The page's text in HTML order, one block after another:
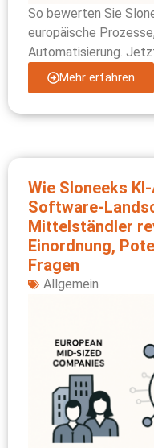
So bewerten Sie
europäische
Automatisierung.
Mehr erfahren
Wie Sloneeks
Software-
Mittelständler
Einordnung,
Fragen
Allgemein